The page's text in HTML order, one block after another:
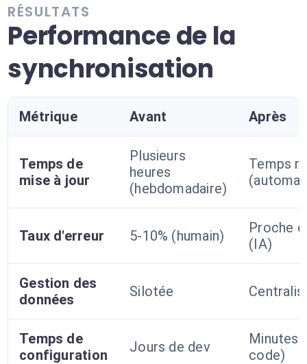
RÉSULTATS
Performance de la
synchronisation
Métrique Avant Après
Temps de
mise à jour
Plusieurs
heures
(hebdomadaire)
Temps
Taux d'erreur 5-10% (humain)
Proche
(IA)
Gestion des
données
Silotée
Temps de
configuration
Jours de dev
Minutes
code)